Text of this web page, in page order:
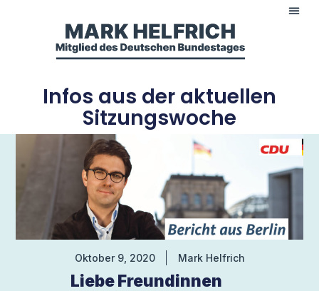
Infos aus der aktuellen
Sitzungswoche
Oktober 9, 2020 Mark Helfrich
Liebe Freundinnen